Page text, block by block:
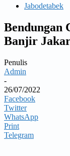
Jabodetabek
Bendungan
Banjir
Penulis
Admin
-
26/07/2022
Facebook
Twitter
WhatsApp
Print
Telegram